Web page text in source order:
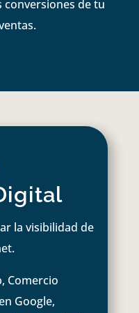
de tu
la visibilidad de
Comercio
Google,